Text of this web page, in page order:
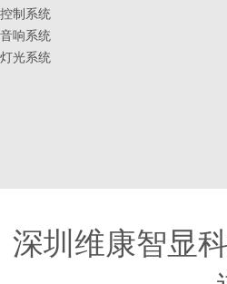
控制系统
音响系统
灯光系统
深圳维康智显